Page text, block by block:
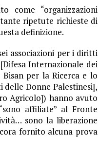
come “organizzazioni
ripetute richieste di
definizione.
associazioni per i diritti
Internazionale dei
per la Ricerca e lo
delle Donne Palestinesi],
Agricolo]) hanno avuto
affiliate” al Fronte
sono la liberazione
fornito alcuna prova